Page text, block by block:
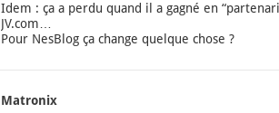
Idem : ça a per­du quand il a gagné en
JV.com…
Pour Nes­Blog ça change quelque chose ?
Matronix